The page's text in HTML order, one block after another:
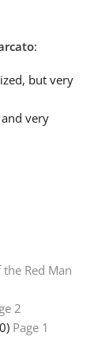
:
but very
very
Red Man
2
Page 1